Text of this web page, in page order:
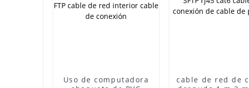
Uso de computadora
cable de red de